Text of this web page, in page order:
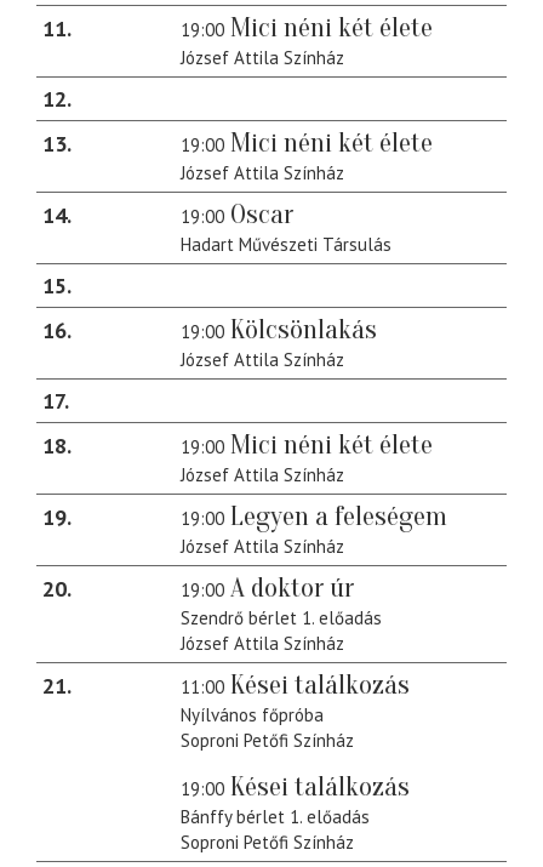
11 19:00 Mici néni két élete
József Attila Színház
12
13
19:00 Mici néni két élete
József Attila Színház
14 19:00 Oscar
Hadart Művészeti Társulás
15
16
19:00 Kölcsönlakás
József Attila Színház
17
18
19:00 Mici néni két élete
József Attila Színház
19 19:00 Legyen a feleségem
József Attila Színház
20 19:00 A doktor úr
Szendrő bérlet 1. előadás
József Attila Színház
21 11:00 Kései találkozás
Nyílvános főpróba
Soproni Petőfi Színház
19:00 Kései találkozás
Bánffy bérlet 1. előadás
Soproni Petőfi Színház